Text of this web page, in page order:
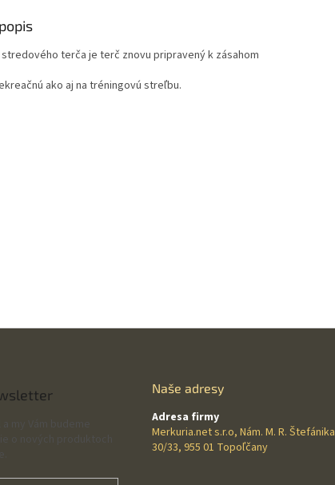
stredového terča je terč znovu pripravený k zásahom
ako aj na tréningovú streľbu.
Naše adresy
Adresa firmy
Merkuria.net s.r.o, Nám. M. R. Štefánika
30/33, 955 01 Topoľčany